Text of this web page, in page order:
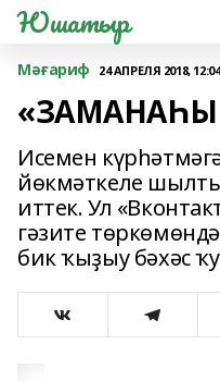
Юшатыр
Мәғариф 24 АПРЕЛЯ 2018, 12:04
Исемен
йөкмәткеле
иттек. Ул
гәзите
бик ҡыҙыу бәхәс